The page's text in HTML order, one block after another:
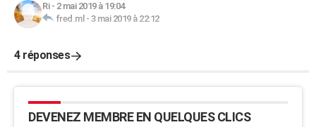
Ri- 2 mai 2019 à 19:04
fred.ml - 3 mai 2019 à 22:12
4 réponses
DEVENEZ MEMBRE EN QUELQUES CLICS